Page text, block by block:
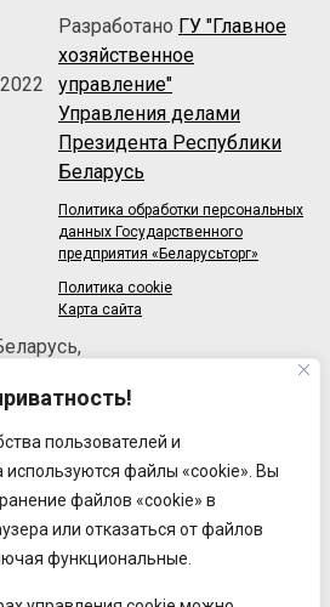
пользователей и
используются файлы «cookie». Вы
файлов «cookie» в
или отказаться от файлов
функциональные.
Разработано ГУ "Главное
хозяйственное
управление"
Управления делами
Президента Республики
Беларусь
Политика обработки персональных
данных Государственного
предприятия «Беларусьторг»
Политика cookie
Карта сайта
63-33
50